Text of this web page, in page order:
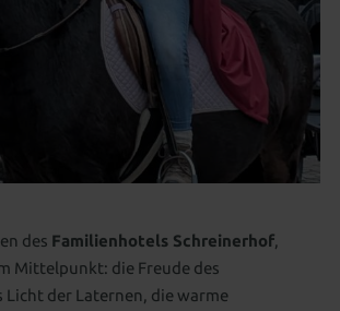
des Familienhotels Schreinerhof,
Mittelpunkt: die Freude des
Licht der Laternen, die warme